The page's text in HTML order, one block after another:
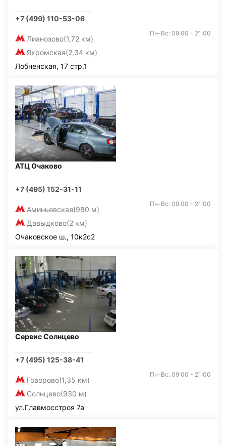
+7 (499) 110-53-06
Лианозово(1,72 км)
Яхромская(2,34 км)
Пн-Вс: 09:00 - 21:00
Лобненская, 17 стр.1
АТЦ Очаково
+7 (495) 152-31-11
Аминьевская(980 м)
Давыдково(2 км)
Пн-Вс: 09:00 - 21:00
Очаковское ш., 10к2с2
Сервис Солнцево
+7 (495) 125-38-41
Говорово(1,35 км)
Солнцево(930 м)
Пн-Вс: 09:00 - 21:00
ул.Главмосстроя 7а